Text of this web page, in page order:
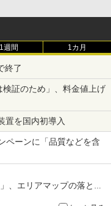
1週間 1カ月
終了
証のため」、料金値上げ
置を国内初導入
ペーンに「品質などを含
、エリアマップの落とし